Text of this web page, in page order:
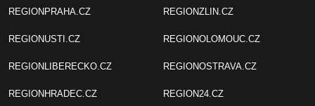
REGIONPRAHA.CZ
REGIONUSTI.CZ
REGIONLIBERECKO.CZ
REGIONHRADEC.CZ
REGIONZLIN.CZ
REGIONOLOMOUC.CZ
REGIONOSTRAVA.CZ
REGION24.CZ